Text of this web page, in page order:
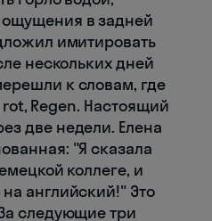
в задней
имитировать
нескольких дней
к словам, где
rot, Regen. Настоящий
две недели. Елена
"Я сказала
коллеге, и
английский!" Это
следующие три